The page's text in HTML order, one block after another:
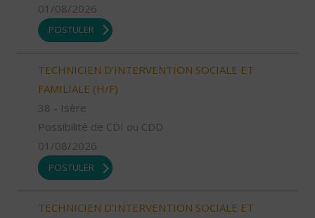
01/08/2026
POSTULER
TECHNICIEN D’INTERVENTION SOCIALE ET
FAMILIALE (H/F)
38 - Isère
Possibilité de CDI ou CDD
01/08/2026
POSTULER
TECHNICIEN D’INTERVENTION SOCIALE ET